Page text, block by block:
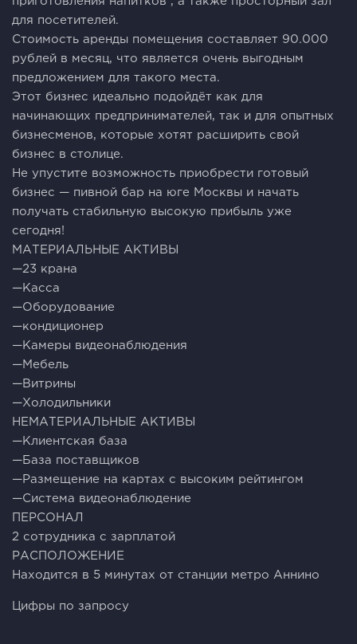
для посетителей.
Стоимость аренды помещения составляет 90.000
рублей в месяц, что является очень выгодным
предложением для такого места.
Этот бизнес идеально подойдёт как для
начинающих предпринимателей, так и для опытных
бизнесменов, которые хотят расширить свой
бизнес в столице.
Не упустите возможность приобрести готовый
бизнес — пивной бар на юге Москвы и начать
получать стабильную высокую прибыль уже
сегодня!
МАТЕРИАЛЬНЫЕ АКТИВЫ
—23 крана
—Касса
—Оборудование
—кондиционер
—Камеры видеонаблюдения
—Мебель
—Витрины
—Холодильники
НЕМАТЕРИАЛЬНЫЕ АКТИВЫ
—Клиентская база
—База поставщиков
—Размещение на картах с высоким рейтингом
—Система видеонаблюдение
ПЕРСОНАЛ
2 сотрудника с зарплатой
РАСПОЛОЖЕНИЕ
Находится в 5 минутах от станции метро Аннино
Цифры по запросу